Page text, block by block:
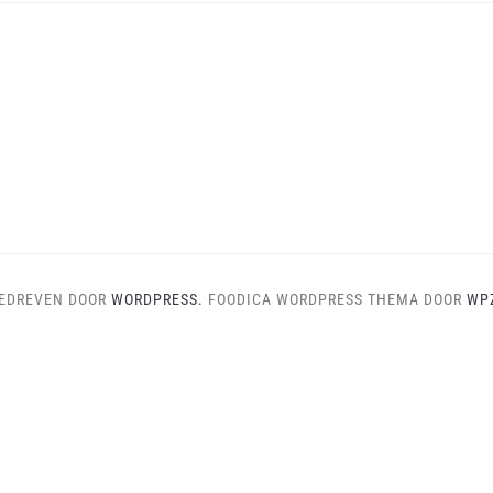
DOOR WORDPRESS. FOODICA WORDPRESS THEMA DOOR